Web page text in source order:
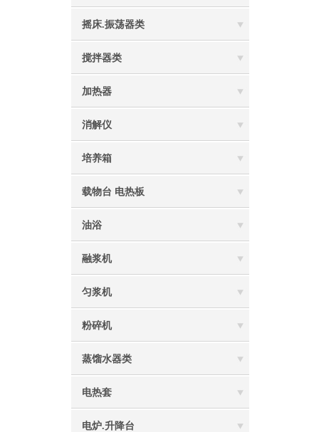
摇床.振荡器类
搅拌器类
加热器
消解仪
培养箱
载物台 电热板
油浴
融浆机
匀浆机
粉碎机
蒸馏水器类
电热套
电炉.升降台